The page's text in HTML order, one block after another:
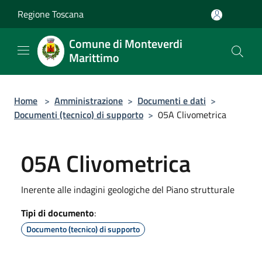
Regione Toscana
Comune di Monteverdi
Marittimo
Home > Amministrazione > Documenti e dati >
Documenti (tecnico) di supporto > 05A Clivometrica
05A Clivometrica
Inerente alle indagini geologiche del Piano strutturale
Tipi di documento:
Documento (tecnico) di supporto